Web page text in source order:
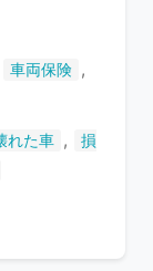
車両保険 ,
れた車 ,
損